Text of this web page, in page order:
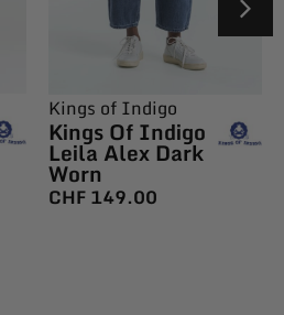
Kings of Indigo
Kings Of Indigo
Leila Alex Dark
Worn
CHF149.00